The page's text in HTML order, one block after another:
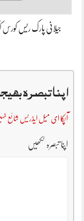
جیلانی پارک ریس کورس
اپنا تبصرہ
آپکا ای میل ایڈریس شائع
اپنا تبصرہ لکھیں